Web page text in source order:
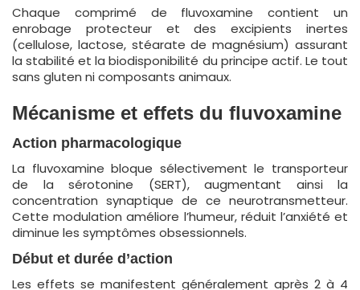
Chaque comprimé de fluvoxamine contient un
enrobage protecteur et des excipients inertes
(cellulose, lactose, stéarate de magnésium) assurant
la stabilité et la biodisponibilité du principe actif. Le tout
sans gluten ni composants animaux.
Mécanisme et effets du fluvoxamine
Action pharmacologique
La fluvoxamine bloque sélectivement le transporteur
de la sérotonine (SERT), augmentant ainsi la
concentration synaptique de ce neurotransmetteur.
Cette modulation améliore l’humeur, réduit l’anxiété et
diminue les symptômes obsessionnels.
Début et durée d’action
Les effets se manifestent généralement après 2 à 4